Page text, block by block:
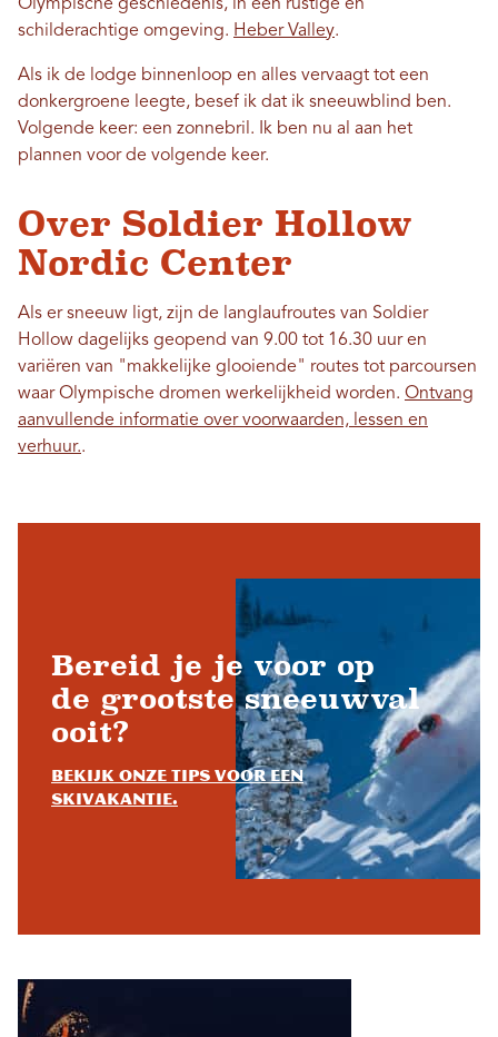
Olympische geschiedenis, in een rustige en
schilderachtige omgeving. Heber Valley.
Als ik de lodge binnenloop en alles vervaagt tot een
donkergroene leegte, besef ik dat ik sneeuwblind ben.
Volgende keer: een zonnebril. Ik ben nu al aan het
plannen voor de volgende keer.
Over Soldier Hollow
Nordic Center
Als er sneeuw ligt, zijn de langlaufroutes van Soldier
Hollow dagelijks geopend van 9.00 tot 16.30 uur en
variëren van "makkelijke glooiende" routes tot parcoursen
waar Olympische dromen werkelijkheid worden. Ontvang
aanvullende informatie over voorwaarden, lessen en
verhuur..
Bereid je je voor op
de grootste sneeuwval
ooit?
Bekijk onze tips voor een
skivakantie.